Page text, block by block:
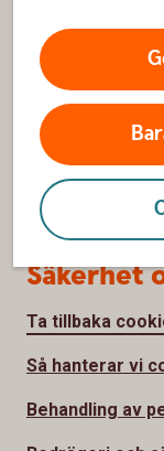
Hållbarhet
Jobba hos oss
Pressrum
Säkerhet
Ta tillbaka
Så hanterar vi
Behandling av